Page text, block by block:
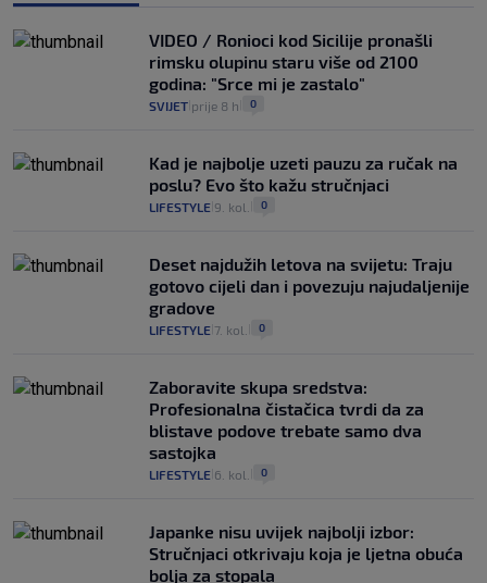
VIDEO / Ronioci kod Sicilije pronašli
rimsku olupinu staru više od 2100
godina: "Srce mi je zastalo"
SVIJET prije 8 h 0
Kad je najbolje uzeti pauzu za ručak na
poslu? Evo što kažu stručnjaci
LIFESTYLE 9. kol. 0
Deset najdužih letova na svijetu: Traju
gotovo cijeli dan i povezuju najudaljenije
gradove
LIFESTYLE 7. kol. 0
Zaboravite skupa sredstva:
Profesionalna čistačica tvrdi da za
blistave podove trebate samo dva
sastojka
LIFESTYLE 6. kol. 0
Japanke nisu uvijek najbolji izbor:
Stručnjaci otkrivaju koja je ljetna obuća
bolja za stopala